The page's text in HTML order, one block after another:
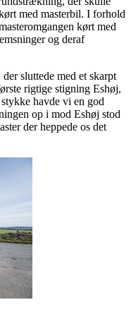
med masterbil. I forhold
kørt med
og deraf
sluttede med et skarpt
rigtige stigning Eshøj,
havde vi en god
op i mod Eshøj stod
der heppede os det